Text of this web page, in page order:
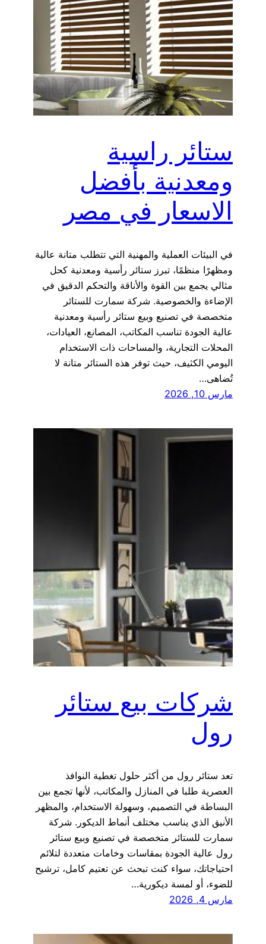
ستائر راسية
ومعدنية بأفضل
الاسعار في مصر
في البيئات العملية والمهنية التي تتطلب متانة عالية
ومظهرًا منظمًا، تبرز ستائر رأسية ومعدنية كحل
مثالي يجمع بين القوة والأناقة والتحكم الدقيق في
الإضاءة والخصوصية. شركة سمارت للستائر
متخصصة في تصنيع وبيع ستائر رأسية ومعدنية
عالية الجودة تناسب المكاتب، المصانع، العيادات،
المحلات التجارية، والمساحات ذات الاستخدام
اليومي الكثيف، حيث توفر هذه الستائر متانة لا
تُضاهى…
مارس 10, 2026
شركات بيع ستائر
رول
تعد ستائر رول من أكثر حلول تغطية النوافذ
العصرية طلبا في المنازل والمكاتب، لأنها تجمع بين
البساطة في التصميم، وسهولة الاستخدام، والمظهر
الأنيق الذي يناسب مختلف أنماط الديكور. شركة
سمارت للستائر متخصصة في تصنيع وبيع ستائر
رول عالية الجودة بمقاسات وخامات متعددة لتلائم
احتياجاتك، سواء كنت تبحث عن تعتيم كامل، ترشيح
للضوء، أو لمسة ديكورية…
مارس 4, 2026